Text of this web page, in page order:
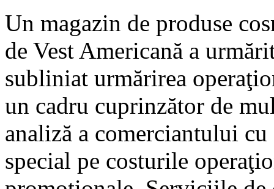
Un magazin de produse
de Vest Americană a
subliniat urmărirea
un cadru cuprinzător de
analiză a comerciantului
special pe costurile